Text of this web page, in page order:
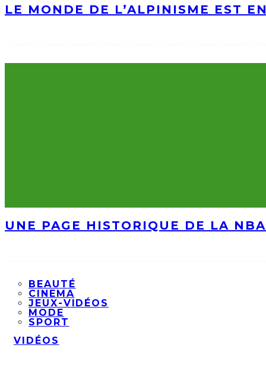
LE MONDE DE L’ALPINISME EST
UNE PAGE HISTORIQUE DE LA
BEAUTÉ
CINEMA
JEUX-VIDÉOS
MODE
SPORT
VIDÉOS